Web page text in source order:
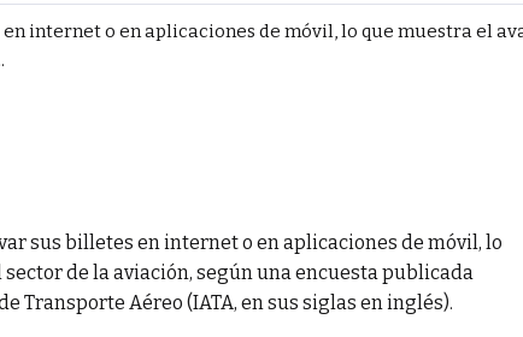
internet o en aplicaciones de móvil, lo que muestra el
sus billetes en internet o en aplicaciones de móvil, lo
de la aviación, según una encuesta publicada
Transporte Aéreo (IATA, en sus siglas en inglés).